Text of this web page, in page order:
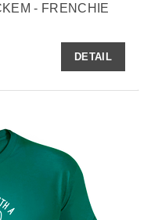
- FRENCHIE
DETAIL